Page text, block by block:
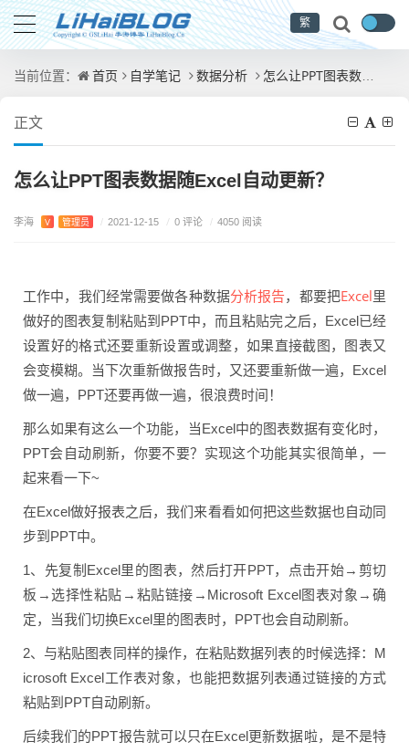
繁
当前位置： 首页 自学笔记 数据分析 怎么让PPT图表数据随Excel自动更新？
正文
怎么让PPT图表数据随Excel自动更新？
李海 V 管理员 / 2021-12-15 / 0 评论 / 4050 阅读
工作中，我们经常需要做各种数据分析报告，都要把Excel里
做好的图表复制粘贴到PPT中，而且粘贴完之后，Excel已经
设置好的格式还要重新设置或调整，如果直接截图，图表又
会变模糊。当下次重新做报告时，又还要重新做一遍，Excel
做一遍，PPT还要再做一遍，很浪费时间！
那么如果有这么一个功能，当Excel中的图表数据有变化时，
PPT会自动刷新，你要不要？实现这个功能其实很简单，一
起来看一下~
在Excel做好报表之后，我们来看看如何把这些数据也自动同
步到PPT中。
1、先复制Excel里的图表，然后打开PPT，点击开始→剪切
板→选择性粘贴→粘贴链接→Microsoft Excel图表对象→确
定，当我们切换Excel里的图表时，PPT也会自动刷新。
2、与粘贴图表同样的操作，在粘贴数据列表的时候选择：M
icrosoft Excel工作表对象，也能把数据列表通过链接的方式
粘贴到PPT自动刷新。
后续我们的PPT报告就可以只在Excel更新数据啦，是不是特